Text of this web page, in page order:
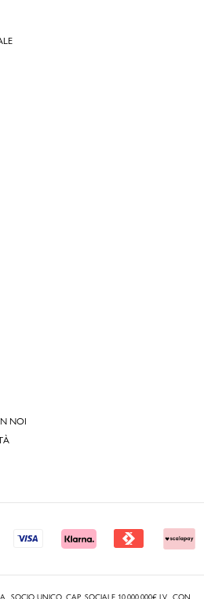
NOI
SOCIO UNICO, CAP. SOCIALE 10.000.000€ I.V., CON